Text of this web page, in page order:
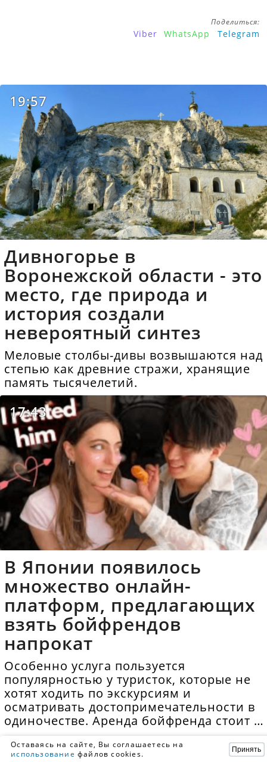
Поделиться:
Viber WhatsApp Telegram
19:57
Дивногорье в
Воронежской области - это
место, где природа и
история создали
невероятный синтез
Меловые столбы-дивы возвышаются над
степью как древние стражи, хранящие
память тысячелетий.
17:43
В Японии появилось
множество онлайн-
платформ, предлагающих
взять бойфрендов
напрокат
Особенно услуга пользуется
популярностью у туристок, которые не
хотят ходить по экскурсиям и
осматривать достопримечательности в
одиночестве. Аренда бойфренда стоит в
Оставаясь на сайте, Вы соглашаетесь на
использование файлов cookies. Принять